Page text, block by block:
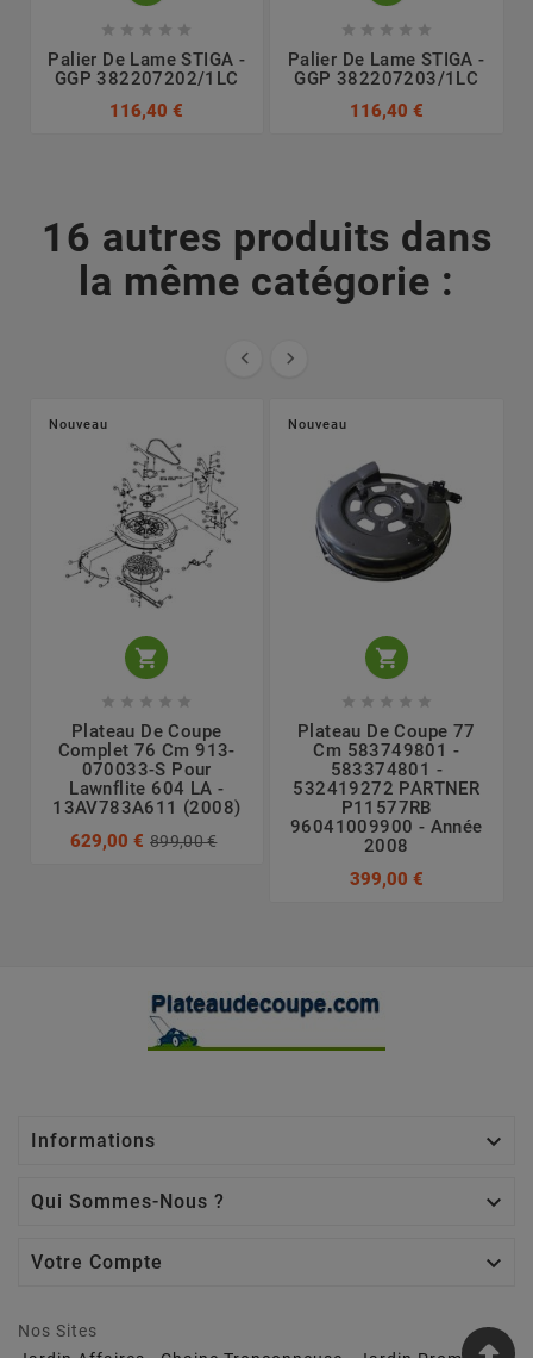
    
Palier De Lame STIGA -
GGP 382207202/1LC
116,40 €
    
Palier De Lame STIGA -
GGP 382207203/1LC
116,40 €
16 autres produits dans
la même catégorie :
 
Nouveau

    
Plateau De Coupe
Complet 76 Cm 913-
070033-S Pour
Lawnflite 604 LA -
13AV783A611 (2008)
629,00 € 899,00 €
Nouveau

    
Plateau De Coupe 77
Cm 583749801 -
583374801 -
532419272 PARTNER
P11577RB
96041009900 - Année
2008
399,00 €
Informations 
Qui Sommes-Nous ? 
Votre Compte 
Nos Sites